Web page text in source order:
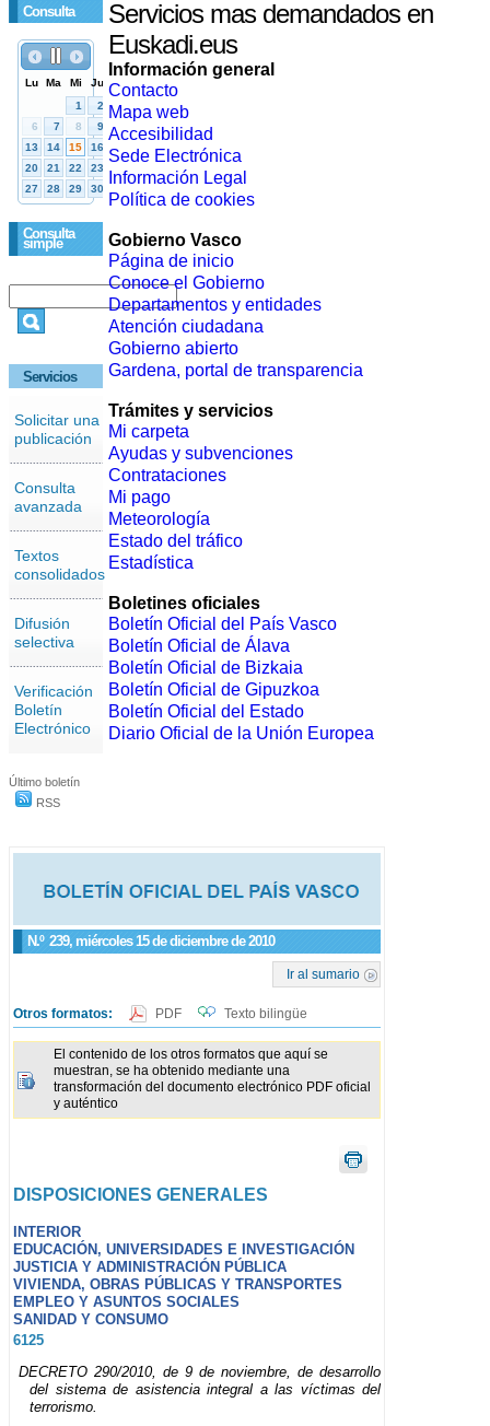
Consulta
Consulta
simple
Servicios
Solicitar una
publicación
Consulta
avanzada
Textos
consolidados
Difusión
selectiva
Verificación
Boletín
Electrónico
Último boletín
RSS
N.º 239, miércoles 15 de diciembre de 2010
Ir al sumario
Otros formatos: PDF Texto bilingüe
El contenido de los otros formatos que aquí se
muestran, se ha obtenido mediante una
transformación del documento electrónico PDF oficial
y auténtico
DISPOSICIONES GENERALES
INTERIOR
EDUCACIÓN, UNIVERSIDADES E INVESTIGACIÓN
JUSTICIA Y ADMINISTRACIÓN PÚBLICA
VIVIENDA, OBRAS PÚBLICAS Y TRANSPORTES
EMPLEO Y ASUNTOS SOCIALES
SANIDAD Y CONSUMO
6125
DECRETO 290/2010, de 9 de noviembre, de desarrollo
del sistema de asistencia integral a las víctimas del
terrorismo.
Servicios mas demandados en
Euskadi.eus
Información general
Contacto
Mapa web
Accesibilidad
Sede Electrónica
Información Legal
Política de cookies
Gobierno Vasco
Página de inicio
Conoce el Gobierno
Departamentos y entidades
Atención ciudadana
Gobierno abierto
Gardena, portal de transparencia
Trámites y servicios
Mi carpeta
Ayudas y subvenciones
Contrataciones
Mi pago
Meteorología
Estado del tráfico
Estadística
Boletines oficiales
Boletín Oficial del País Vasco
Boletín Oficial de Álava
Boletín Oficial de Bizkaia
Boletín Oficial de Gipuzkoa
Boletín Oficial del Estado
Diario Oficial de la Unión Europea